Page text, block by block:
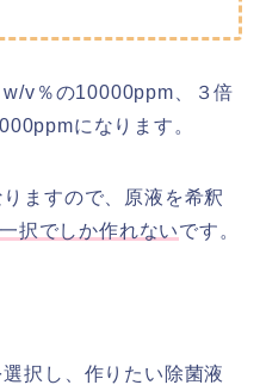
v％の10000ppm、３倍
になります。
りますので、原液を希釈
択でしか作れないです。
択し、作りたい除菌液